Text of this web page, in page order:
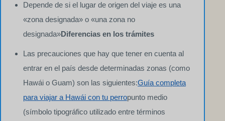
Depende de si el lugar de origen del viaje es una
«zona designada» o «una zona no
designada»Diferencias en los trámites
Las precauciones que hay que tener en cuenta al
entrar en el país desde determinadas zonas (como
Hawái o Guam) son las siguientes:Guía completa
para viajar a Hawái con tu perropunto medio
(símbolo tipográfico utilizado entre términos